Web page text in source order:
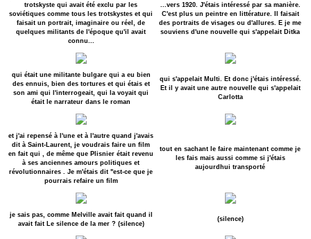
trotskyste qui avait été exclu par les
soviétiques comme tous les trotskystes et qui
faisait un portrait, imaginaire ou réel, de
quelques militants de l'époque qu'il avait
connu...
...vers 1920. J'étais intéressé par sa manière.
C'est plus un peintre en littérature. Il faisait
des portraits de visages ou d'allures. E je me
souviens d'une nouvelle qui s'appelait Ditka
qui était une militante bulgare qui a eu bien
des ennuis, bien des tortures et qui étais et
son ami qui l'interrogeait, qui la voyait qui
était le narrateur dans le roman
qui s'appelait Multi. Et donc j'étais intéressé.
Et il y avait une autre nouvelle qui s'appelait
Carlotta
et j'ai repensé à l'une et à l'autre quand j'avais
dit à Saint-Laurent, je voudrais faire un film
en fait qui , de même que Plisnier était revenu
à ses anciennes amours politiques et
révolutionnaires . Je m'étais dit "est-ce que je
pourrais refaire un film
tout en sachant le faire maintenant comme je
les fais mais aussi comme si j'étais
aujourdhui transporté
je sais pas, comme Melville avait fait quand il
avait fait Le silence de la mer ? (silence)
(silence)